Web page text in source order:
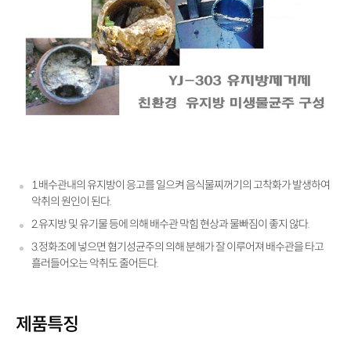
1.배수관내의 유지방이 응고를 일으켜 음식물찌꺼기의 고착화가 발생하여
악취의 원인이 된다.
2.유지방 및 유기물 등에 의해 배수관 막힘 현상과 물빠짐이 좋지 않다.
3.정화조에 넣으면 혐기성균주의 의해 분해가 잘 이루어져 배수관을 타고
흘러들어오는 악취도 줄어든다.
제품특징